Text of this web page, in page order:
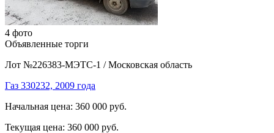
4 фото
Объявленные торги
Лот №226383-МЭТС-1 / Московская область
Газ 330232, 2009 года
Начальная цена: 360 000 руб.
Текущая цена: 360 000 руб.